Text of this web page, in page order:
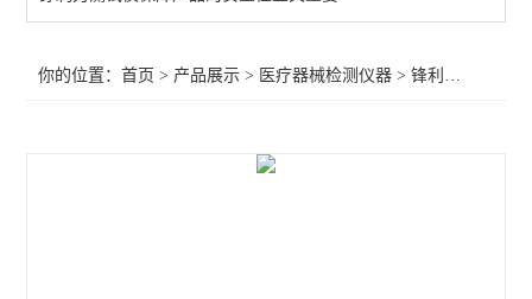
你的位置：首页 > 产品展示 > 医疗器械检测仪器 >锋利度测试仪